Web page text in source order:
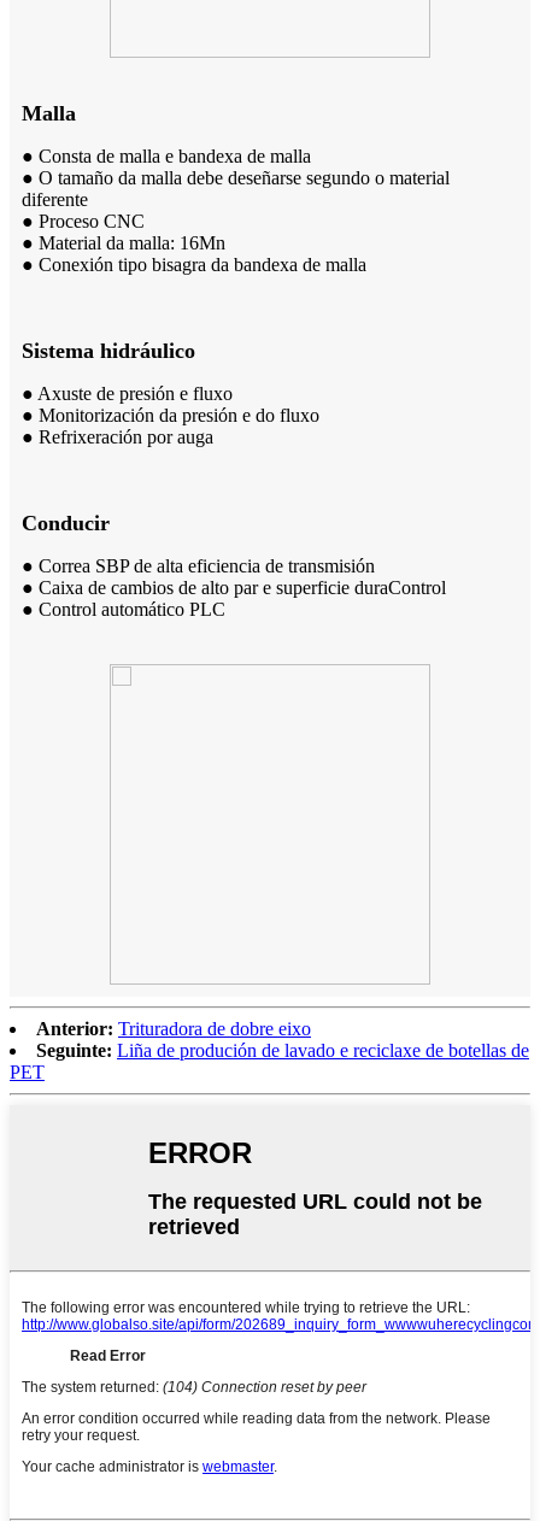
Malla
● Consta de malla e bandexa de malla
● O tamaño da malla debe deseñarse segundo o material
diferente
● Proceso CNC
● Material da malla: 16Mn
● Conexión tipo bisagra da bandexa de malla
Sistema hidráulico
● Axuste de presión e fluxo
● Monitorización da presión e do fluxo
● Refrixeración por auga
Conducir
● Correa SBP de alta eficiencia de transmisión
● Caixa de cambios de alto par e superficie duraControl
● Control automático PLC
Anterior: Trituradora de dobre eixo
Seguinte: Liña de produción de lavado e reciclaxe de botellas de
PET